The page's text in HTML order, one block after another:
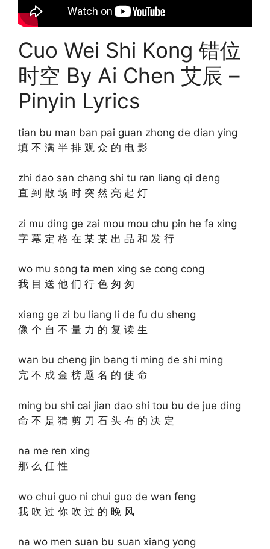
Cuo Wei Shi Kong 错位
时空 By Ai Chen 艾辰 –
Pinyin Lyrics
tian bu man ban pai guan zhong de dian ying
填 不 满 半 排 观 众 的 电 影
zhi dao san chang shi tu ran liang qi deng
直 到 散 场 时 突 然 亮 起 灯
zi mu ding ge zai mou mou chu pin he fa xing
字 幕 定 格 在 某 某 出 品 和 发 行
wo mu song ta men xing se cong cong
我 目 送 他 们 行 色 匆 匆
xiang ge zi bu liang li de fu du sheng
像 个 自 不 量 力 的 复 读 生
wan bu cheng jin bang ti ming de shi ming
完 不 成 金 榜 题 名 的 使 命
ming bu shi cai jian dao shi tou bu de jue ding
命 不 是 猜 剪 刀 石 头 布 的 决 定
na me ren xing
那 么 任 性
wo chui guo ni chui guo de wan feng
我 吹 过 你 吹 过 的 晚 风
na wo men suan bu suan xiang yong